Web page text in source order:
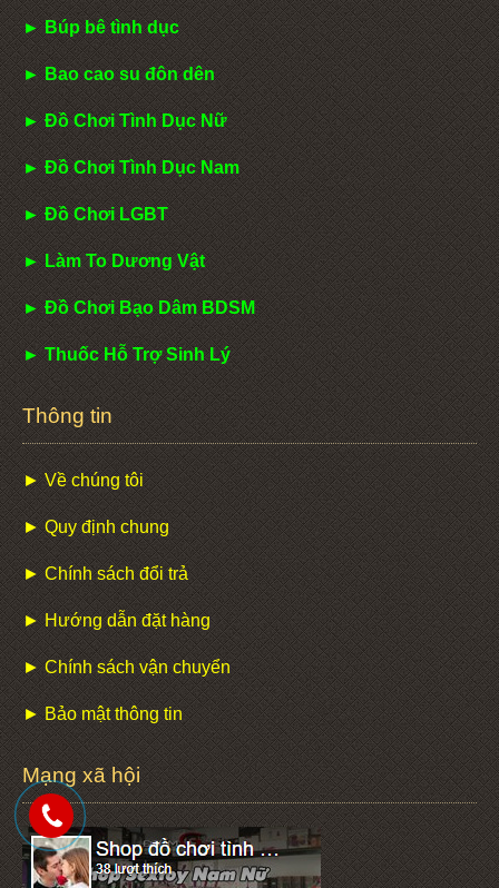
► Búp bê tình dục
► Bao cao su đôn dên
► Đồ Chơi Tình Dục Nữ
► Đồ Chơi Tình Dục Nam
► Đồ Chơi LGBT
► Làm To Dương Vật
► Đồ Chơi Bạo Dâm BDSM
► Thuốc Hỗ Trợ Sinh Lý
Thông tin
► Về chúng tôi
► Quy định chung
► Chính sách đổi trả
► Hướng dẫn đặt hàng
► Chính sách vận chuyển
► Bảo mật thông tin
Mạng xã hội